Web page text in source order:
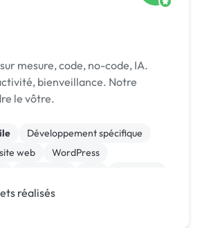
mesure, code, no-code, IA.
bienveillance. Notre
le vôtre.
Développement spécifique
web
WordPress
réalisés